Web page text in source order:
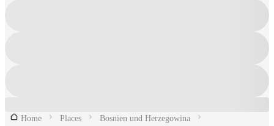
Home Places
Bosnien und Herzegowina